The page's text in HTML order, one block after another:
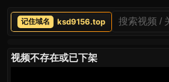
ksd9156.top
视频不存在或已下架